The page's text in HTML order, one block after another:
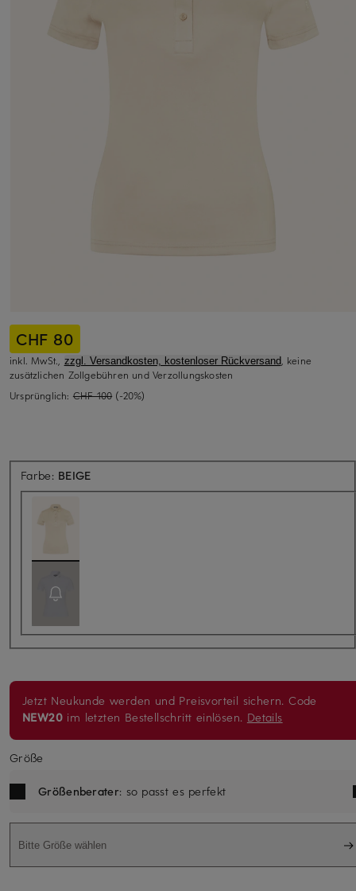
CHF 80
inkl. MwSt., zzgl. Versandkosten, kostenloser Rückversand, keine
zusätzlichen Zollgebühren und Verzollungskosten
Ursprünglich: CHF 100 (-20%)
Farbe: BEIGE
Jetzt Neukunde werden und Preisvorteil sichern. Code
NEW20 im letzten Bestellschritt einlösen. Details
Größe
Größenberater: so passt es perfekt
Bitte Größe wählen